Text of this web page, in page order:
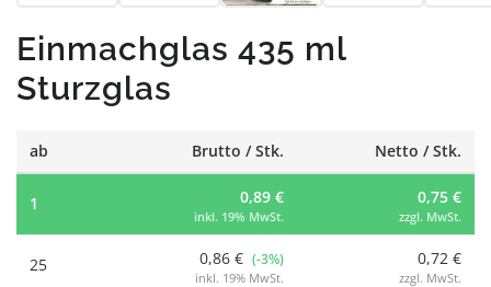
Einmachglas 435 ml
Sturzglas
ab Brutto / Stk. Netto / Stk.
1 0,89 €
inkl. 19% MwSt.
0,75 €
zzgl. MwSt.
25 0,86 € (-3%)
inkl. 19% MwSt.
0,72 €
zzgl. MwSt.